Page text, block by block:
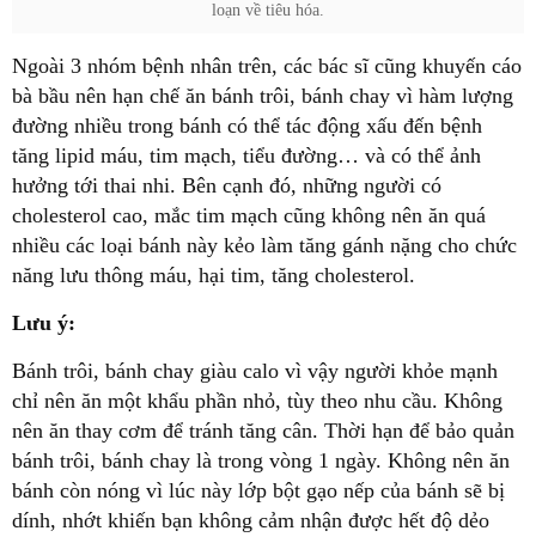
loạn về tiêu hóa.
Ngoài 3 nhóm bệnh nhân trên, các bác sĩ cũng khuyến cáo
bà bầu nên hạn chế ăn bánh trôi, bánh chay vì hàm lượng
đường nhiều trong bánh có thể tác động xấu đến bệnh
tăng lipid máu, tim mạch, tiểu đường… và có thể ảnh
hưởng tới thai nhi. Bên cạnh đó, những người có
cholesterol cao, mắc tim mạch cũng không nên ăn quá
nhiều các loại bánh này kẻo làm tăng gánh nặng cho chức
năng lưu thông máu, hại tim, tăng cholesterol.
Lưu ý:
Bánh trôi, bánh chay giàu calo vì vậy người khỏe mạnh
chỉ nên ăn một khẩu phần nhỏ, tùy theo nhu cầu. Không
nên ăn thay cơm để tránh tăng cân. Thời hạn để bảo quản
bánh trôi, bánh chay là trong vòng 1 ngày. Không nên ăn
bánh còn nóng vì lúc này lớp bột gạo nếp của bánh sẽ bị
dính, nhớt khiến bạn không cảm nhận được hết độ dẻo